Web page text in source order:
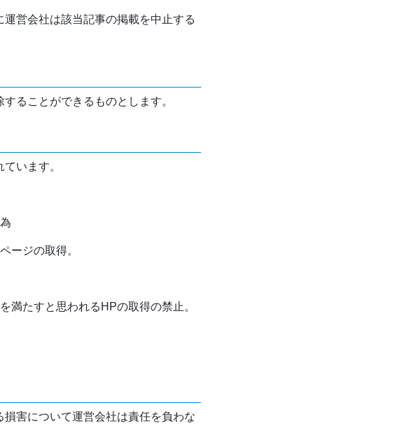
営会社は該当記事の掲載を中止する
ることができるものとします。
います。
ージの取得。
満たすと思われるHPの取得の禁止。
損害について運営会社は責任を負わな